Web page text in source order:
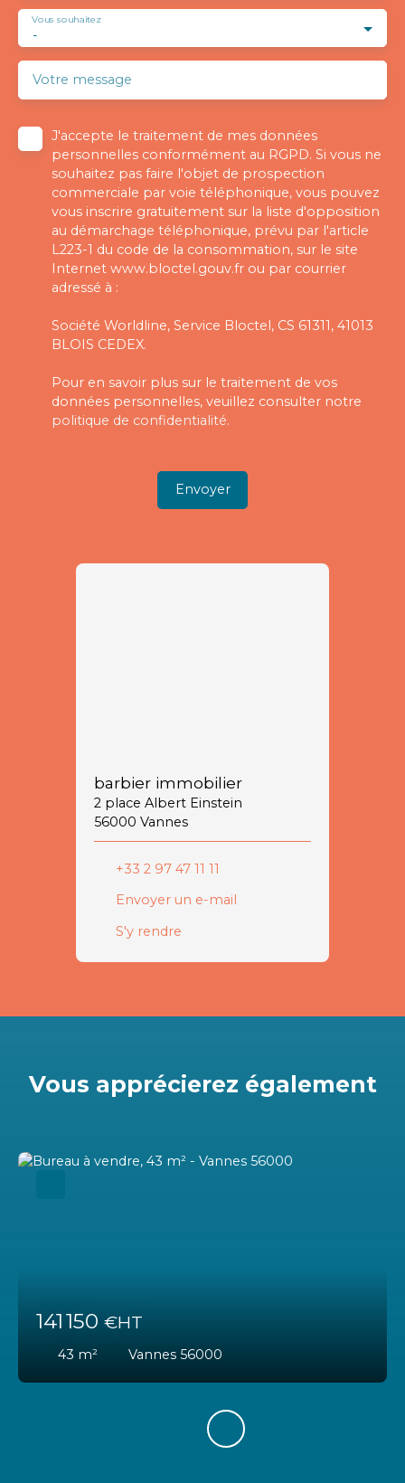
-
Vous souhaitez
Votre message
J'accepte le traitement de mes données
personnelles conformément au RGPD. Si vous ne
souhaitez pas faire l'objet de prospection
commerciale par voie téléphonique, vous pouvez
vous inscrire gratuitement sur la liste d'opposition
au démarchage téléphonique, prévu par l'article
L223-1 du code de la consommation, sur le site
Internet www.bloctel.gouv.fr ou par courrier
adressé à :
Société Worldline, Service Bloctel, CS 61311, 41013
BLOIS CEDEX.
Pour en savoir plus sur le traitement de vos
données personnelles, veuillez consulter notre
politique de confidentialité.
Envoyer
barbier immobilier
2 place Albert Einstein
56000 Vannes
+33 2 97 47 11 11
Envoyer un e-mail
S'y rendre
Vous apprécierez également
141 150 €HT
43 m² Vannes 56000